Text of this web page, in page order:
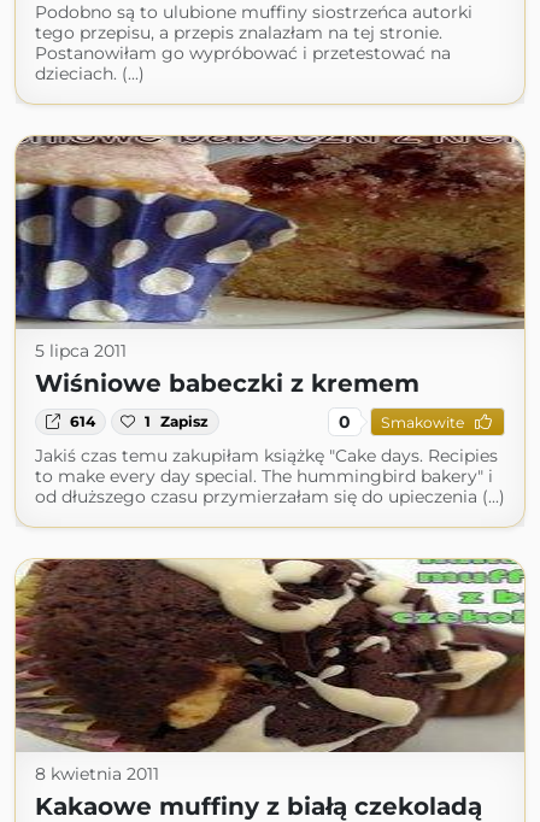
Podobno są to ulubione muffiny siostrzeńca autorki
tego przepisu, a przepis znalazłam na tej stronie.
Postanowiłam go wypróbować i przetestować na
dzieciach. (...)
5 lipca 2011
Wiśniowe babeczki z kremem
614 1 Zapisz 0 Smakowite
Jakiś czas temu zakupiłam książkę "Cake days. Recipies
to make every day special. The hummingbird bakery" i
od dłuższego czasu przymierzałam się do upieczenia (...)
8 kwietnia 2011
Kakaowe muffiny z białą czekoladą